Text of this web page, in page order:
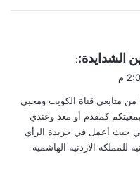
:
من متابعي قناة الكويت ومحبي
كمقدم أو معد وعندي
حيث أعمل في جريدة الرأي
للمملكة الاردنية الهاشمية